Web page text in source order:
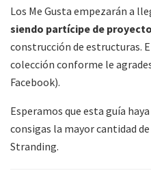
Los Me Gusta empezarán a
siendo partícipe de
construcción de estructuras.
colección conforme le
Facebook).
Esperamos que esta guía
consigas la mayor cantidad
Stranding.